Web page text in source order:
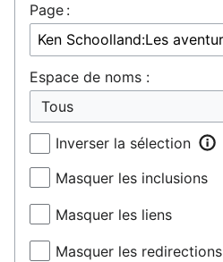
Page :
Espace de noms :
Inverser la sélection
Masquer les inclusions
Masquer les liens
Masquer les redirections